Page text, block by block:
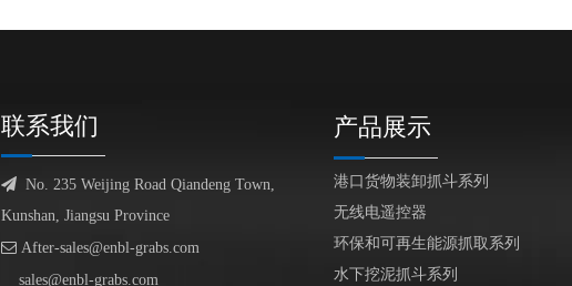
联系我们
 No. 235 Weijing Road Qiandeng Town,
Kunshan, Jiangsu Province
 After-sales@enbl-grabs.com
sales@enbl-grabs.com
产品展示
港口货物装卸抓斗系列
无线电遥控器
环保和可再生能源抓取系列
水下挖泥抓斗系列